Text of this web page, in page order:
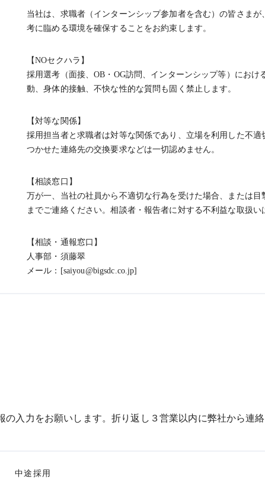
当社は、求職者（インターンシップ参加者を含む）の皆さま
考に臨める環境を確保することをお約束します。
【NOセクハラ】
採用選考（面接、OB・OG訪問、インターンシップ等）におけ
動、身体的接触、不快な性的な質問も固く禁止します。
【対等な関係】
採用担当者と求職者は対等な関係であり、立場を利用した不適
つかせた連絡先の交換要求などは一切認めません。
【相談窓口】
万が一、当社の社員から不適切な行為を受けた場合、または目
までご連絡ください。相談者・報告者に対する不利益な取扱
【相談・通報窓口】
人事部・須藤翠
メール：[saiyou@bigsdc.co.jp]
の入力をお願いします。折り返し３営業以内に弊社から連
中途採用